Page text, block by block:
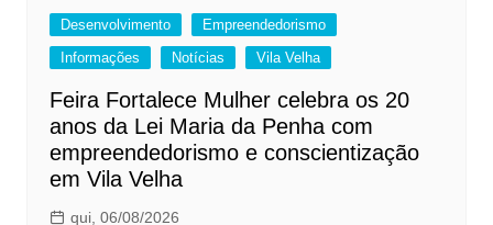
Desenvolvimento
Empreendedorismo
Informações
Notícias Vila Velha
Feira Fortalece Mulher celebra os 20
anos da Lei Maria da Penha com
empreendedorismo e conscientização
em Vila Velha
qui, 06/08/2026